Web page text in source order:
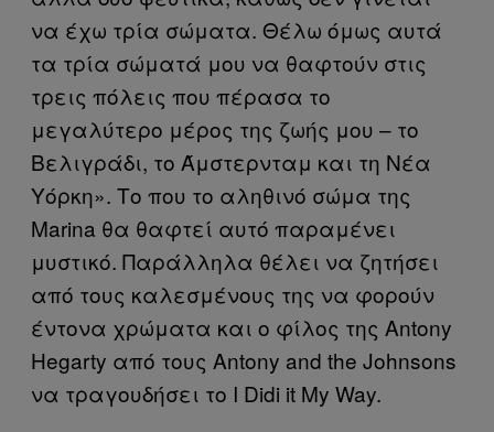
να έχω τρία σώματα. Θέλω όμως αυτά
τα τρία σώματά μου να θαφτούν στις
τρεις πόλεις που πέρασα το
μεγαλύτερο μέρος της ζωής μου – το
Βελιγράδι, το Άμστερνταμ και τη Νέα
Υόρκη». Το που το αληθινό σώμα της
Marina θα θαφτεί αυτό παραμένει
μυστικό. Παράλληλα θέλει να ζητήσει
από τους καλεσμένους της να φορούν
έντονα χρώματα και ο φίλος της Antony
Hegarty από τους Antony and the Johnsons
να τραγουδήσει το I Didi it My Way.